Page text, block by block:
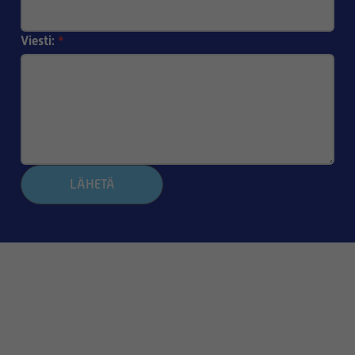
Viesti: *
LÄHETÄ